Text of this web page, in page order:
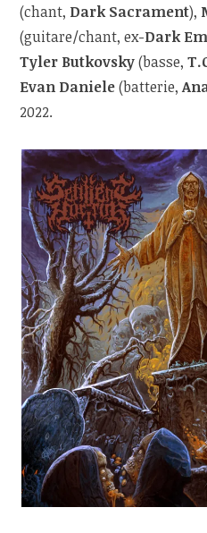
(chant, Dark Sacrament),
(guitare/chant, ex-Dark
Tyler Butkovsky(basse,
Evan Daniele(batterie,
2022.